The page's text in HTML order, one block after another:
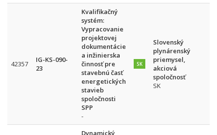
42357
IG-KS-090-
23
Kvalifikačný
systém:
Vypracovanie
projektovej
dokumentácie
a inžinierska
činnosť pre
stavebnú časť
energetických
stavieb
spoločnosti
SPP
-
SK
Slovenský
plynárenský
priemysel,
akciová
spoločnosť
SK
Dynamický